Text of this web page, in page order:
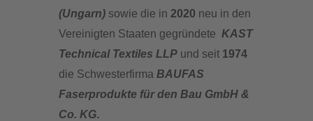
(Ungarn) sowie die in 2020 neu in den
Vereinigten Staaten gegründete KAST
Technical Textiles LLP und seit 1974
die Schwesterfirma BAUFAS
Faserprodukte für den Bau GmbH &
Co. KG.